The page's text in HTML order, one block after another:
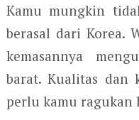
Kamu mungkin
berasal dari Korea.
kemasannya
barat. Kualitas dan
perlu kamu ragukan